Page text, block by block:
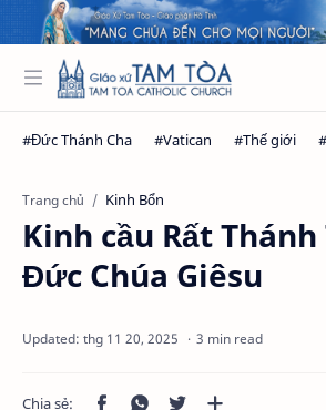
Trang chủ Kinh Bổn
Kinh cầu Rất
Đức Chúa Giêsu
3 min read